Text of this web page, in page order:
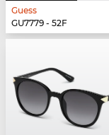
Guess
GU7779 - 52F